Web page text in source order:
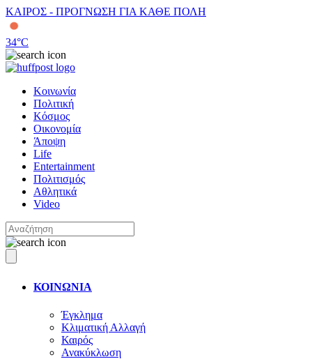
ΚΑΙΡΟΣ - ΠΡΟΓΝΩΣΗ ΓΙΑ ΚΑΘΕ ΠΟΛΗ
34°C
Κοινωνία
Πολιτική
Κόσμος
Οικονομία
Άποψη
Life
Entertainment
Πολιτισμός
Αθλητικά
Video
ΚΟΙΝΩΝΙΑ
Έγκλημα
Κλιματική Αλλαγή
Καιρός
Ανακύκλωση